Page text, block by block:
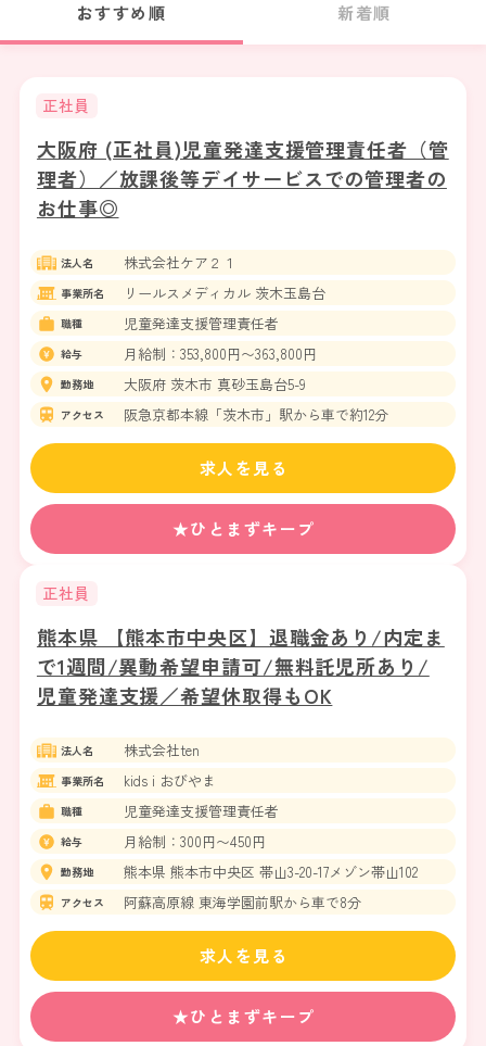
おすすめ順 新着順
正社員
大阪府 (正社員)児童発達支援管理責任者（管
理者）／放課後等デイサービスでの管理者の
お仕事◎
法人名 株式会社ケア２１
事業所名 リールスメディカル 茨木玉島台
職種 児童発達支援管理責任者
給与 月給制：353,800円〜363,800円
勤務地 大阪府 茨木市 真砂玉島台5-9
アクセス 阪急京都本線「茨木市」駅から車で約12分
★ひとまずキープ
求人を見る
正社員
熊本県 【熊本市中央区】退職金あり/内定ま
で1週間/異動希望申請可/無料託児所あり/
児童発達支援／希望休取得もOK
法人名 株式会社ten
事業所名 kids i おびやま
職種 児童発達支援管理責任者
給与 月給制：300円〜450円
勤務地 熊本県 熊本市中央区 帯山3-20-17メゾン帯山102
アクセス 阿蘇高原線 東海学園前駅から車で8分
★ひとまずキープ
求人を見る